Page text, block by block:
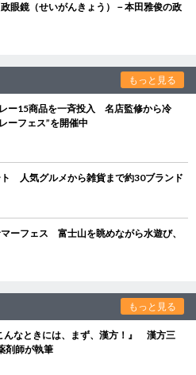
眼鏡（せいがんきょう）－本田雅俊の政
もっと見る
ー15商品を一斉投入 名店監修から冷
ーフェス”を開催中
人気グルメから雑貨まで約30ブランド
ーフェス 富士山を眺めながら水遊び、
もっと見る
んなときには、まず、漢方！』 漢方三
剤師が執筆